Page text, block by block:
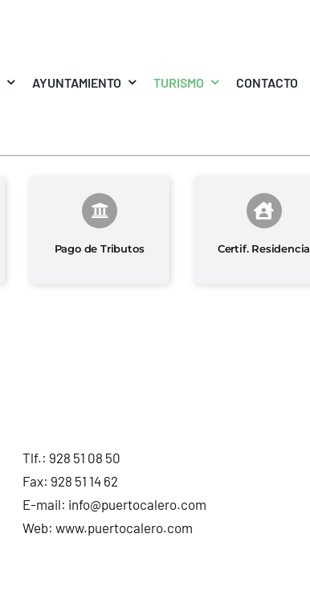
AYUNTAMIENTO TURISMO CONTACTO
Pago de Tributos Certif. Residencia
Tlf.: 928 51 08 50
Fax: 928 51 14 62
E-mail: info@puertocalero.com
Web:www.puertocalero.com